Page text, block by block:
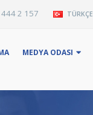
444 2 157 TÜRKÇE
MEDYA ODASI